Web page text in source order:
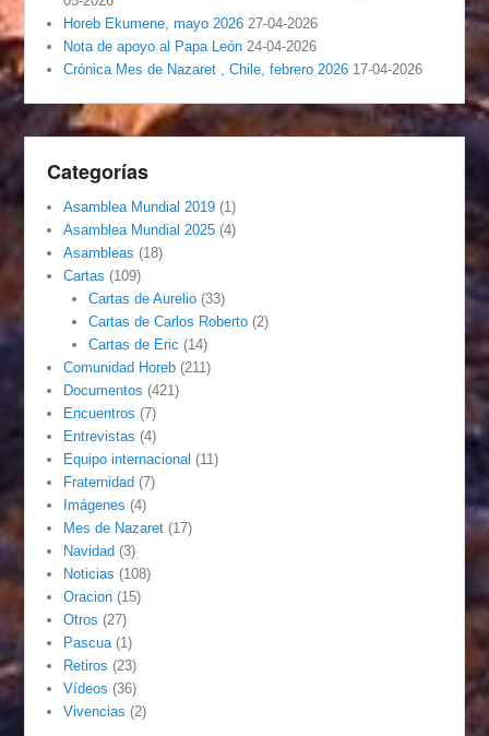
Horeb Ekumene, mayo 2026 27-04-2026
Nota de apoyo al Papa León 24-04-2026
Crónica Mes de Nazaret , Chile, febrero 2026 17-04-2026
Categorías
Asamblea Mundial 2019 (1)
Asamblea Mundial 2025 (4)
Asambleas (18)
Cartas (109)
Cartas de Aurelio(33)
Cartas de Carlos Roberto(2)
Cartas de Eric (14)
Comunidad Horeb (211)
Documentos (421)
Encuentros (7)
Entrevistas (4)
Equipo internacional (11)
Fraternidad (7)
Imágenes (4)
Mes de Nazaret (17)
Navidad (3)
Noticias (108)
Oracion (15)
Otros (27)
Pascua(1)
Retiros (23)
Vídeos (36)
Vivencias (2)